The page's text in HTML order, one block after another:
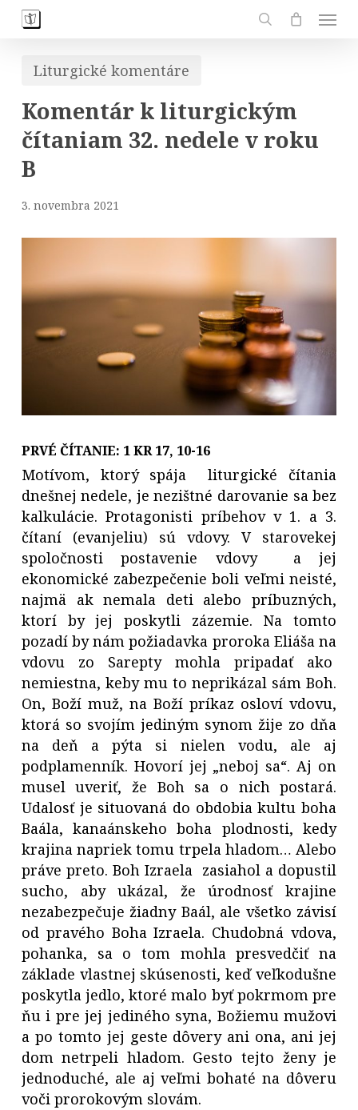
Skip
contentLiturgické komentáre
Komentár k liturgickým
čítaniam 32. nedele v roku
B
3. novembra 2021
PRVÉ ČÍTANIE: 1 KR 17, 10-16
Motívom, ktorý spája liturgické čítania
dnešnej nedele, je nezištné darovanie sa bez
kalkulácie. Protagonisti príbehov v 1. a 3.
čítaní (evanjeliu) sú vdovy. V starovekej
spoločnosti postavenie vdovy a jej
ekonomické zabezpečenie boli veľmi neisté,
najmä ak nemala deti alebo príbuzných,
ktorí by jej poskytli zázemie. Na tomto
pozadí by nám požiadavka proroka Eliáša na
vdovu zo Sarepty mohla pripadať ako
nemiestna, keby mu to neprikázal sám Boh.
On, Boží muž, na Boží príkaz osloví vdovu,
ktorá so svojím jediným synom žije zo dňa
na deň a pýta si nielen vodu, ale aj
podplamenník. Hovorí jej „neboj sa“. Aj on
musel uveriť, že Boh sa o nich postará.
Udalosť je situovaná do obdobia kultu boha
Baála, kanaánskeho boha plodnosti, kedy
krajina napriek tomu trpela hladom… Alebo
práve preto. Boh Izraela zasiahol a dopustil
sucho, aby ukázal, že úrodnosť krajine
nezabezpečuje žiadny Baál, ale všetko závisí
od pravého Boha Izraela. Chudobná vdova,
pohanka, sa o tom mohla presvedčiť na
základe vlastnej skúsenosti, keď veľkodušne
poskytla jedlo, ktoré malo byť pokrmom pre
ňu i pre jej jediného syna, Božiemu mužovi
a po tomto jej geste dôvery ani ona, ani jej
dom netrpeli hladom. Gesto tejto ženy je
jednoduché, ale aj veľmi bohaté na dôveru
voči prorokovým slovám.